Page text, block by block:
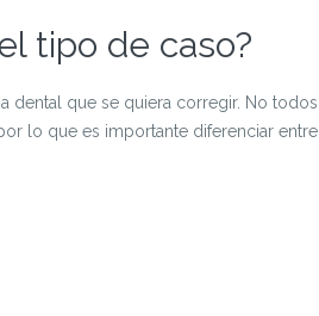
tipo de caso?
dental que se quiera corregir. No todos
lo que es importante diferenciar entre